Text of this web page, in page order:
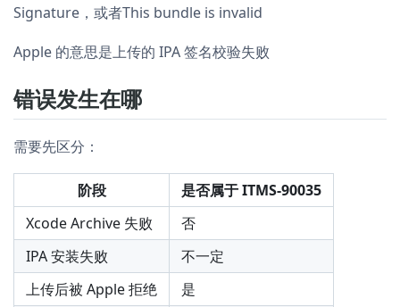
Signature，或者This bundle is invalid
Apple 的意思是上传的 IPA 签名校验失败
错误发生在哪
需要先区分：
阶段
是否属于 ITMS-90035
Xcode Archive 失败
否
IPA 安装失败
不一定
上传后被 Apple 拒绝
是